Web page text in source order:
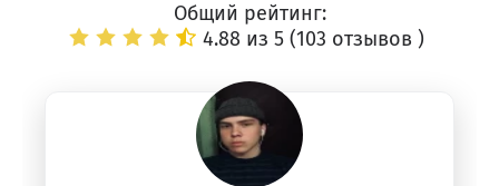
Общий рейтинг:
4.88 из 5 (103 отзывов )